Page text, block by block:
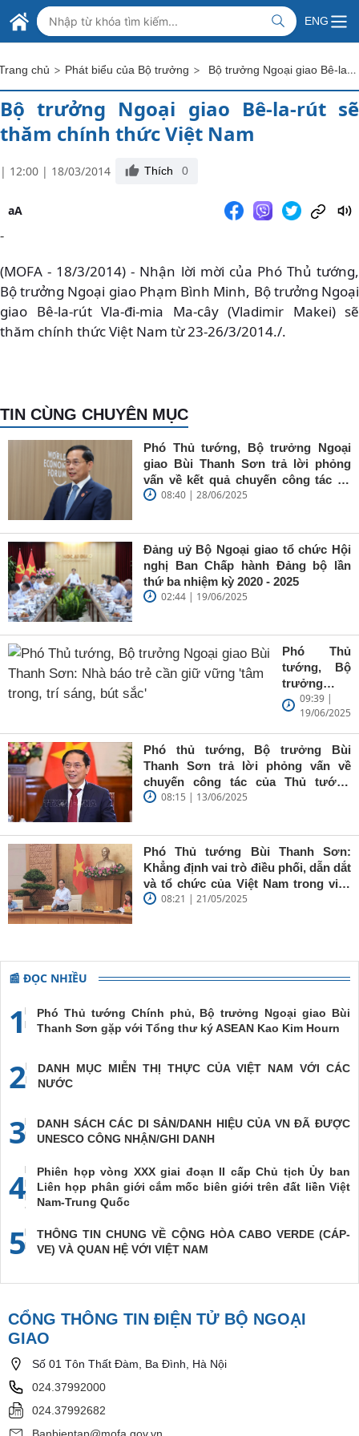
Skip to Main Content
BỘ NGOẠI GIAO VIỆT NAM
MINISTRY OF FOREIGN AFFAIRS
ENG
chủ > Phát biểu của Bộ trưởng > Bộ trưởng Ngoại giao Bê-la-rút sẽ thăm chính thức Việt Nam
Bộ trưởng Ngoại giao Bê-la-rút sẽ
thăm chính thức Việt Nam
| 12:00 | 18/03/2014 Thích 0
aA
-
(MOFA - 18/3/2014) - Nhận lời mời của Phó Thủ tướng,
Bộ trưởng Ngoại giao Phạm Bình Minh, Bộ trưởng Ngoại
giao Bê-la-rút Vla-đi-mia Ma-cây (Vladimir Makei) sẽ
thăm chính thức Việt Nam từ 23-26/3/2014./.
TIN CÙNG CHUYÊN MỤC
Phó Thủ tướng, Bộ trưởng Ngoại
giao Bùi Thanh Sơn trả lời phỏng
vấn về kết quả chuyến công tác tại
Trung Quốc của Thủ tướng Chính
08:40 | 28/06/2025
Đảng uỷ Bộ Ngoại giao tổ chức Hội
nghị Ban Chấp hành Đảng bộ lần
thứ ba nhiệm kỳ 2020 - 2025
02:44 | 19/06/2025
Phó Thủ
tướng, Bộ
trưởng
Ngoại giao
Bùi Thanh
Sơn: Nhà
báo trẻ cần
giữ vững
'tâm trong,
09:39 |
19/06/2025
Phó thủ tướng, Bộ trưởng Bùi
Thanh Sơn trả lời phỏng vấn về
chuyến công tác của Thủ tướng
Chính phủ đến Estonia, Pháp và
08:15 | 13/06/2025
Phó Thủ tướng Bùi Thanh Sơn:
Khẳng định vai trò điều phối, dẫn dắt
và tổ chức của Việt Nam trong việc
đề cao chủ nghĩa đa phương, đoàn
08:21 | 21/05/2025
📰 ĐỌC NHIỀU
1
Phó Thủ tướng Chính phủ, Bộ trưởng Ngoại giao Bùi
Thanh Sơn gặp với Tổng thư ký ASEAN Kao Kim Hourn
2
DANH MỤC MIỄN THỊ THỰC CỦA VIỆT NAM VỚI CÁC
NƯỚC
3
DANH SÁCH CÁC DI SẢN/DANH HIỆU CỦA VN ĐÃ ĐƯỢC
UNESCO CÔNG NHẬN/GHI DANH
4
Phiên họp vòng XXX giai đoạn II cấp Chủ tịch Ủy ban
Liên họp phân giới cắm mốc biên giới trên đất liền Việt
Nam-Trung Quốc
5
THÔNG TIN CHUNG VỀ CỘNG HÒA CABO VERDE (CÁP-
VE) VÀ QUAN HỆ VỚI VIỆT NAM
CỔNG THÔNG TIN ĐIỆN TỬ BỘ NGOẠI
GIAO
Số 01 Tôn Thất Đàm, Ba Đình, Hà Nội
024.37992000
024.37992682
Banbientap@mofa.gov.vn